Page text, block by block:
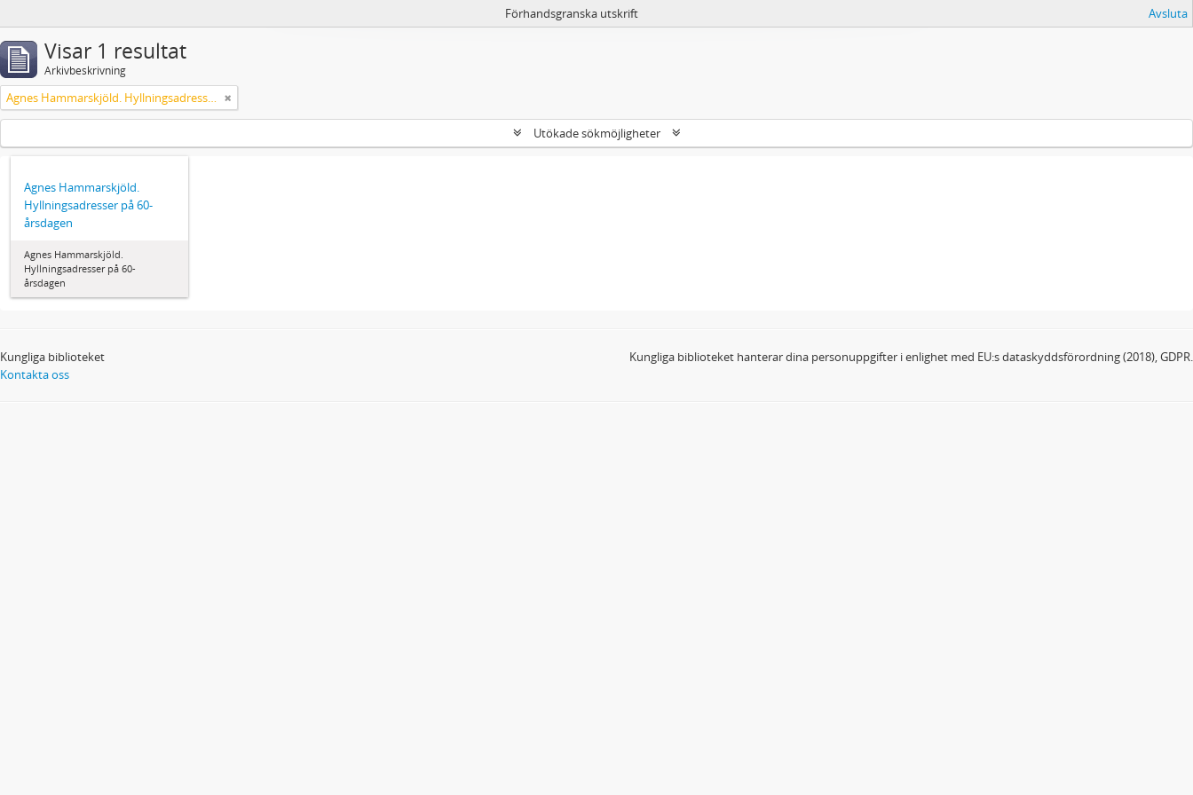
Förhandsgranska utskrift Avsluta
Visar 1 resultat
Arkivbeskrivning
Agnes Hammarskjöld. Hyllningsadresser på 60-årsdagen
Utökade sökmöjligheter
Agnes Hammarskjöld.
Hyllningsadresser på 60-
årsdagen
Agnes Hammarskjöld.
Hyllningsadresser på 60-
årsdagen
Kungliga biblioteket
Kontakta oss
Kungliga biblioteket hanterar dina personuppgifter i enlighet med EU:s dataskyddsförordning (2018), GDPR.